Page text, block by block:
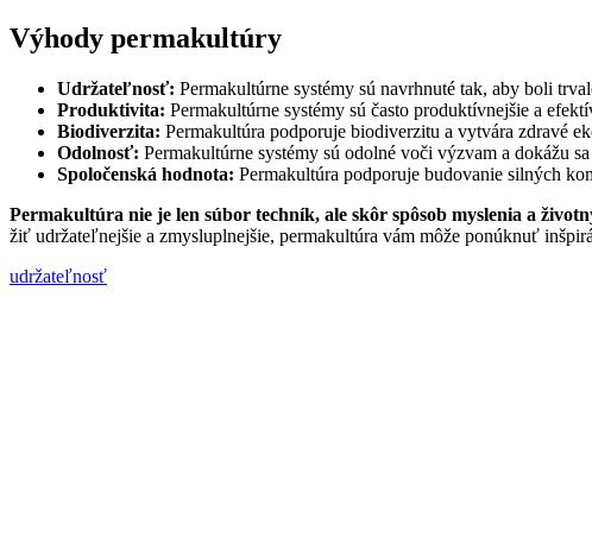
Výhody permakultúry
Udržateľnosť: Permakultúrne systémy sú navrhnuté tak, aby boli
Produktivita: Permakultúrne systémy sú často produktívnejšie a
Biodiverzita: Permakultúra podporuje biodiverzitu a vytvára zdravé
Odolnosť: Permakultúrne systémy sú odolné voči výzvam a dokážu
Spoločenská hodnota: Permakultúra podporuje budovanie silných
Permakultúra nie je len súbor techník, ale skôr spôsob myslenia a
žiť udržateľnejšie a zmysluplnejšie, permakultúra vám môže ponúknuť
udržateľnosť